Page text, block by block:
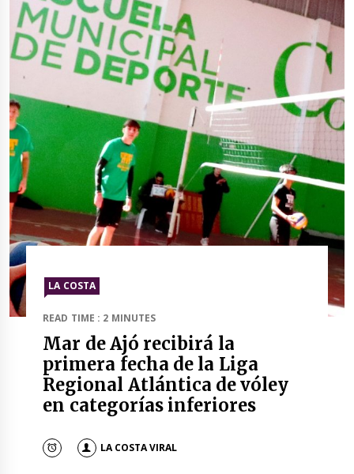
LA COSTA
READ TIME : 2 MINUTES
Mar de Ajó recibirá la
primera fecha de la Liga
Regional Atlántica de vóley
en categorías inferiores
LA COSTA VIRAL